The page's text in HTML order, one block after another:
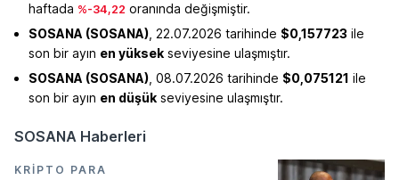
haftada %-34,22 oranında değişmiştir.
SOSANA (SOSANA) , 22.07.2026 tarihinde $0,157723 ile
son bir ayın en yüksek seviyesine ulaşmıştır.
SOSANA (SOSANA) , 08.07.2026 tarihinde $0,075121 ile
son bir ayın en düşük seviyesine ulaşmıştır.
SOSANA Haberleri
KRIPTO PARA